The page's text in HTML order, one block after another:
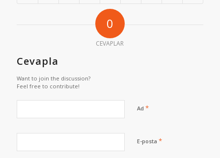
0
CEVAPLAR
Cevapla
Want to join the discussion?
Feel free to contribute!
Ad *
E-posta *